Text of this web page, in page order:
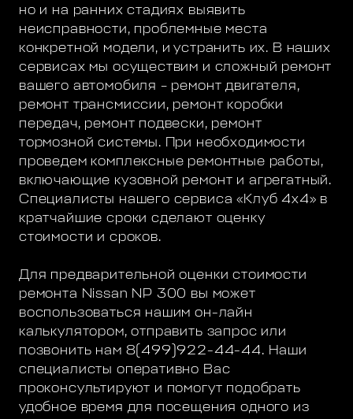
но и на ранних стадиях выявить
неисправности, проблемные места
конкретной модели, и устранить их. В наших
сервисах мы осуществим и сложный ремонт
вашего автомобиля – ремонт двигателя,
ремонт трансмиссии, ремонт коробки
передач, ремонт подвески, ремонт
тормозной системы. При необходимости
проведем комплексные ремонтные работы,
включающие кузовной ремонт и агрегатный.
Специалисты нашего сервиса «Клуб 4х4» в
кратчайшие сроки сделают оценку
стоимости и сроков.
Для предварительной оценки стоимости
ремонта Nissan NP 300 вы может
воспользоваться нашим он-лайн
калькулятором, отправить запрос или
позвонить нам 8(499)922-44-44. Наши
специалисты оперативно Вас
проконсультируют и помогут подобрать
удобное время для посещения одного из